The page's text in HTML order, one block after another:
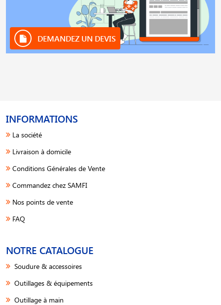
DEMANDEZ UN DEVIS
INFORMATIONS
La société
Livraison à domicile
Conditions Générales de Vente
Commandez chez SAMFI
Nos points de vente
FAQ
NOTRE CATALOGUE
Soudure & accessoires
Outillages & équipements
Outillage à main